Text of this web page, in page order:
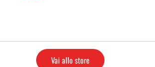
Vai allo store